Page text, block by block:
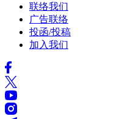
联络我们
广告联络
投函/投稿
加入我们